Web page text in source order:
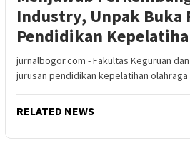
Industry, Unpak Buka
Pendidikan
jurnalbogor.com - Fakultas Keguruan
jurusan pendidikan kepelatihan
RELATED NEWS